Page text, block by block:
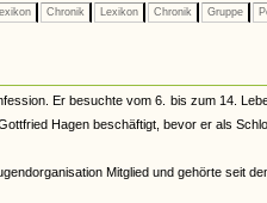
Chronik Lexikon Chronik Gruppe
Er besuchte vom 6. bis zum 14.
Hagen beschäftigt, bevor er als
Mitglied und gehörte seit